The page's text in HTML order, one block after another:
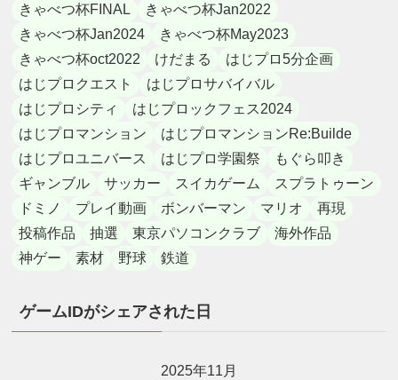
きゃべつ杯FINAL
きゃべつ杯Jan2022
きゃべつ杯Jan2024
きゃべつ杯May2023
きゃべつ杯oct2022
けだまる
はじプロ5分企画
はじプロクエスト
はじプロサバイバル
はじプロシティ
はじプロックフェス2024
はじプロマンション
はじプロマンションRe:Builde
はじプロユニバース
はじプロ学園祭
もぐら叩き
ギャンブル
サッカー スイカゲーム
スプラトゥーン
ドミノ
プレイ動画 ボンバーマン マリオ
再現
投稿作品
抽選 東京パソコンクラブ
海外作品
神ゲー
素材 野球 鉄道
ゲームIDがシェアされた日
2025年11月